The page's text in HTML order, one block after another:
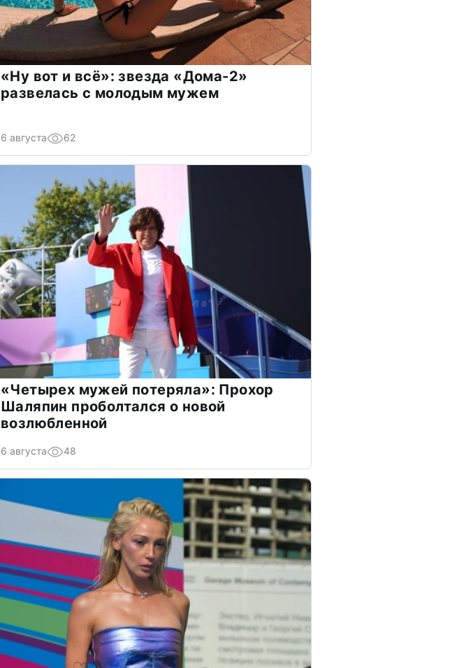
«Ну вот и всё»: звезда «Дома-2»
развелась с молодым мужем
6 августа 62
«Четырех мужей потеряла»: Прохор
Шаляпин проболтался о новой
возлюбленной
6 августа 48